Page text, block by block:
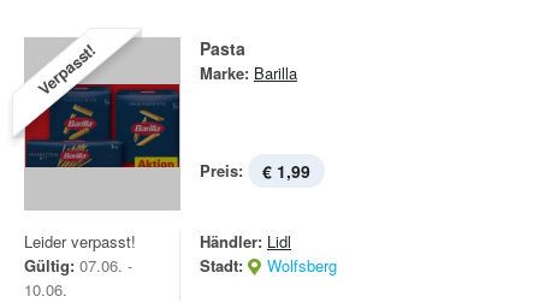
Verpasst! Pasta
Marke: Barilla
Preis: € 1,99
Leider verpasst!
Gültig: 07.06. -
10.06.
Händler: Lidl
Stadt:
Wolfsberg